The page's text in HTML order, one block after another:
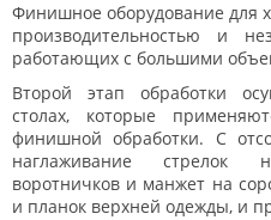
Финишное оборудование для
производительностью и
работающих с большими
Второй этап обработки
столах, которые
финишной обработки. С
наглаживание стрелок
воротничков и манжет на
и планок верхней одежды, и